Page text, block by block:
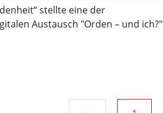
stellte eine der
Austausch "Orden – und ich?"